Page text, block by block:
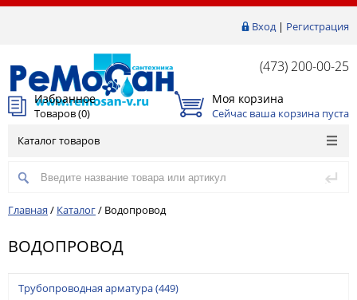
Вход| Регистрация
(473) 200-00-25
Избранное
Товаров (0)
Моя корзина
Сейчас ваша корзина пуста
Каталог товаров
Главная / Каталог/ Водопровод
ВОДОПРОВОД
Трубопроводная арматура(449)